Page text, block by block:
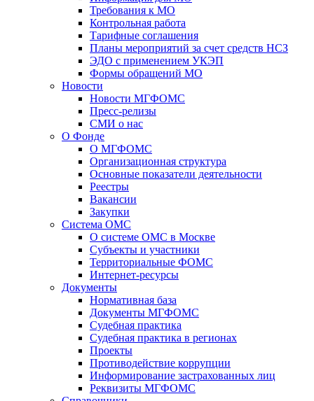
Требования к МО
Контрольная работа
Тарифные соглашения
Планы мероприятий за счет средств НСЗ
ЭДО с применением УКЭП
Формы обращений МО
Новости
Новости МГФОМС
Пресс-релизы
СМИ о нас
О Фонде
О МГФОМС
Организационная структура
Основные показатели деятельности
Реестры
Вакансии
Закупки
Система ОМС
О системе ОМС в Москве
Субъекты и участники
Территориальные ФОМС
Интернет-ресурсы
Документы
Нормативная база
Документы МГФОМС
Судебная практика
Судебная практика в регионах
Проекты
Противодействие коррупции
Информирование застрахованных лиц
Реквизиты МГФОМС